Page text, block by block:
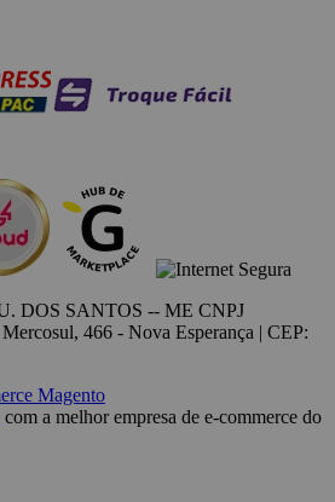
DOS SANTOS -- ME CNPJ
466 - Nova Esperança | CEP:
com a melhor empresa de e-commerce do